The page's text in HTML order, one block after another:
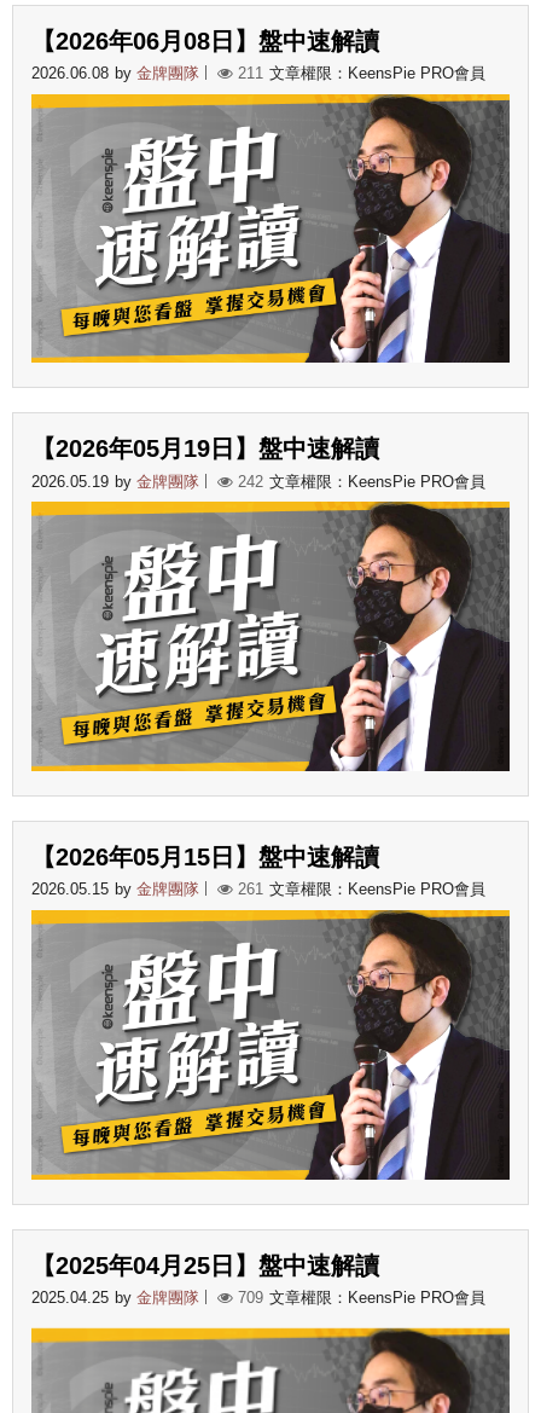
【2026年06月08日】盤中速解讀
2026.06.08 by 金牌團隊 211 文章權限：KeensPie PRO會員
【2026年05月19日】盤中速解讀
2026.05.19 by 金牌團隊 242 文章權限：KeensPie PRO會員
【2026年05月15日】盤中速解讀
2026.05.15 by 金牌團隊 261 文章權限：KeensPie PRO會員
【2025年04月25日】盤中速解讀
2025.04.25 by 金牌團隊 709 文章權限：KeensPie PRO會員